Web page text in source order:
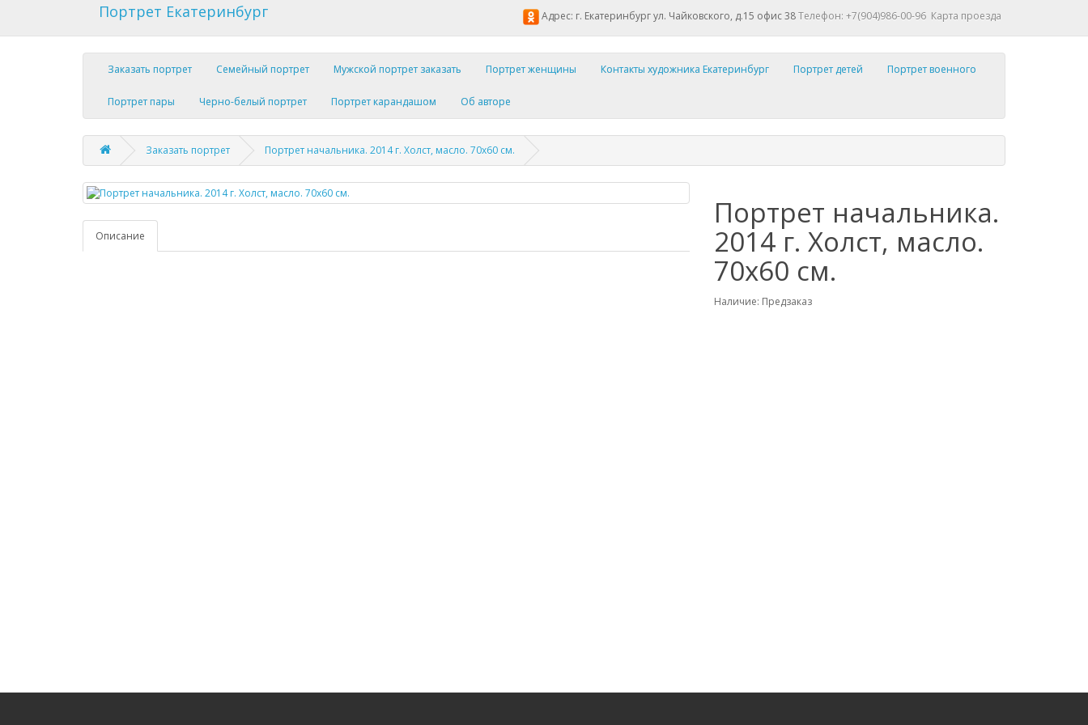
Портрет Екатеринбург Адрес: г. Екатеринбург ул. Чайковского, д.15 офис 38Телефон: +7(904)986-00-96 Карта проезда
Заказать портрет Семейный портрет Мужской портрет заказать Портрет женщины Контакты художника Екатеринбург Портрет детей Портрет военного
Портрет пары Черно-белый портрет Портрет карандашом Об авторе
Заказать портрет Портрет начальника. 2014 г. Холст, масло. 70х60 см.
Описание
Портрет начальника.
2014 г. Холст, масло.
70х60 см.
Наличие: Предзаказ